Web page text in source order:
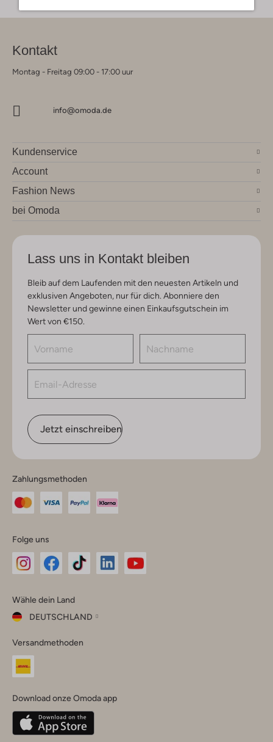
Kontakt
Montag - Freitag 09:00 - 17:00 uur
info@omoda.de
Kundenservice
Account
Fashion News
bei Omoda
Lass uns in Kontakt bleiben
Bleib auf dem Laufenden mit den neuesten Artikeln und
exklusiven Angeboten, nur für dich. Abonniere den
Newsletter und gewinne einen Einkaufsgutschein im
Wert von €150.
Jetzt einschreiben
Zahlungsmethoden
Folge uns
Instagram
Facebook
TikTok
Wähle dein Land
DEUTSCHLAND
dein
Land
Belgique(Français)
Deutschland
Versandmethoden
Download onze Omoda app